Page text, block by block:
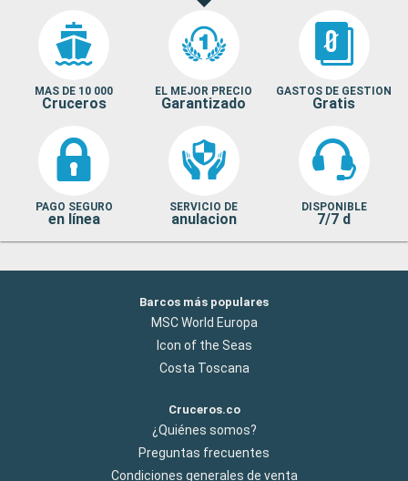
MAS DE 10 000
Cruceros
EL MEJOR PRECIO
Garantizado
GASTOS DE GESTION
Gratis
PAGO SEGURO
en línea
SERVICIO DE
anulacion
DISPONIBLE
7/7 d
Barcos más populares
MSC World Europa
Icon of the Seas
Costa Toscana
Cruceros.co
¿Quiénes somos?
Preguntas frecuentes
Condiciones generales de venta